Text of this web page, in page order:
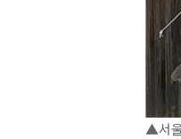
▲서